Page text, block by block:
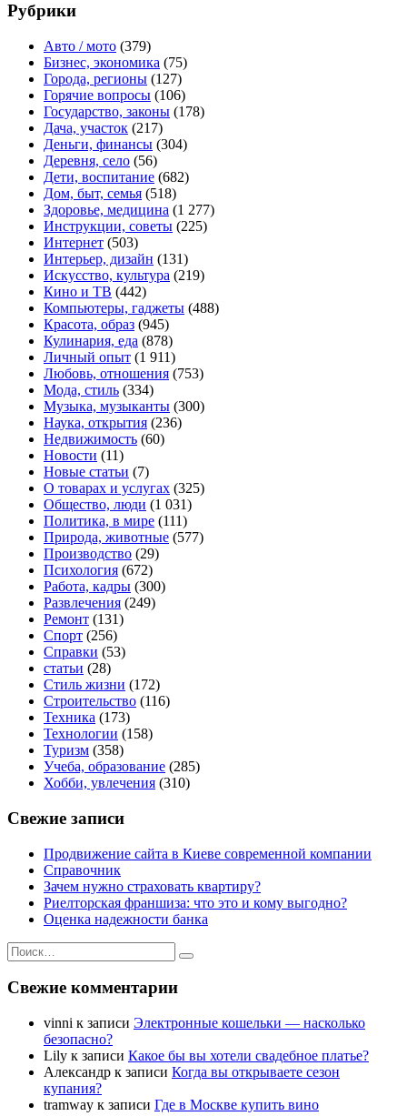
Рубрики
Авто / мото (379)
Бизнес, экономика (75)
Города, регионы (127)
Горячие вопросы (106)
Государство, законы (178)
Дача, участок (217)
Деньги, финансы (304)
Деревня, село (56)
Дети, воспитание (682)
Дом, быт, семья (518)
Здоровье, медицина (1 277)
Инструкции, советы (225)
Интернет (503)
Интерьер, дизайн (131)
Искусство, культура (219)
Кино и ТВ (442)
Компьютеры, гаджеты (488)
Красота, образ (945)
Кулинария, еда (878)
Личный опыт (1 911)
Любовь, отношения (753)
Мода, стиль (334)
Музыка, музыканты (300)
Наука, открытия (236)
Недвижимость (60)
Новости (11)
Новые статьи (7)
О товарах и услугах (325)
Общество, люди (1 031)
Политика, в мире (111)
Природа, животные (577)
Производство (29)
Психология (672)
Работа, кадры (300)
Развлечения (249)
Ремонт (131)
Спорт (256)
Справки (53)
статьи (28)
Стиль жизни (172)
Строительство (116)
Техника (173)
Технологии (158)
Туризм (358)
Учеба, образование (285)
Хобби, увлечения (310)
Свежие записи
Продвижение сайта в Киеве современной компании
Справочник
Зачем нужно страховать квартиру?
Риелторская франшиза: что это и кому выгодно?
Оценка надежности банка
Искать:
Поиск
Свежие комментарии
vinni к записи Электронные кошельки — насколько
безопасно?
Lily к записи Какое бы вы хотели свадебное платье?
Александр к записи Когда вы открываете сезон
купания?
tramway к записи Где в Москве купить вино